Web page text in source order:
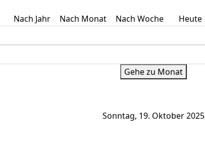
Nach Jahr Nach Monat Nach Woche Heute
Gehe zu Monat
Sonntag, 19. Oktober 2025